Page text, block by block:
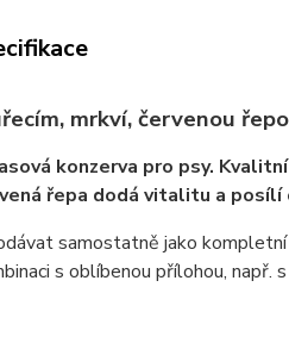
mrkví, červenou
konzerva pro psy.
řepa dodá vitalitu a
samostatně jako
s oblíbenou přílohou, např.